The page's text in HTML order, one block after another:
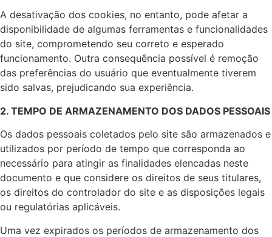
A desativação dos cookies, no entanto, pode afetar a
disponibilidade de algumas ferramentas e funcionalidades
do site, comprometendo seu correto e esperado
funcionamento. Outra consequência possível é remoção
das preferências do usuário que eventualmente tiverem
sido salvas, prejudicando sua experiência.
2. TEMPO DE ARMAZENAMENTO DOS DADOS PESSOAIS
Os dados pessoais coletados pelo site são armazenados e
utilizados por período de tempo que corresponda ao
necessário para atingir as finalidades elencadas neste
documento e que considere os direitos de seus titulares,
os direitos do controlador do site e as disposições legais
ou regulatórias aplicáveis.
Uma vez expirados os períodos de armazenamento dos